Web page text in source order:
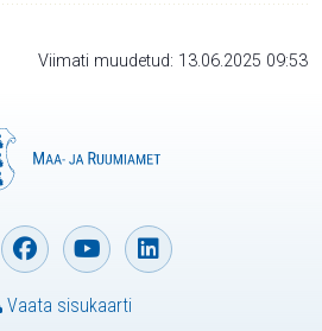
Viimati muudetud: 13.06.2025 09:53
Vaata sisukaarti